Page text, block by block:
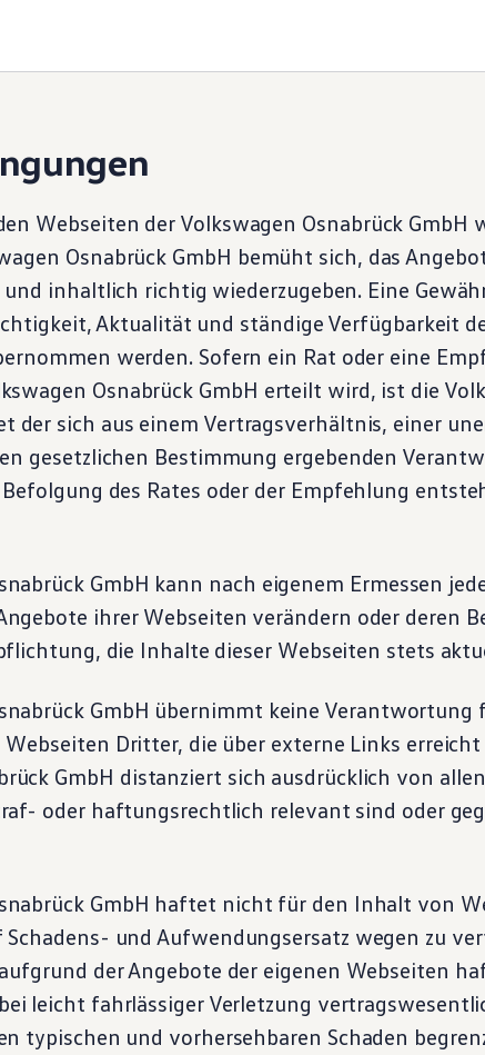
Webseiten der Volkswagen Osnabrück GmbH
Osnabrück GmbH bemüht sich, das
inhaltlich richtig wiederzugeben. Eine
Aktualität und ständige Verfügbarkeit
werden. Sofern ein Rat oder eine
Osnabrück GmbH erteilt wird, ist die
der sich aus einem Vertragsverhältnis, einer
gesetzlichen Bestimmung ergebenden
Befolgung des Rates oder der Empfehlung
GmbH kann nach eigenem Ermessen
ihrer Webseiten verändern oder deren
die Inhalte dieser Webseiten stets
GmbH übernimmt keine Verantwortung
Dritter, die über externe Links
GmbH distanziert sich ausdrücklich von
oder haftungsrechtlich relevant sind oder
GmbH haftet nicht für den Inhalt von
Schadens- und Aufwendungsersatz wegen zu
der Angebote der eigenen Webseiten
leicht fahrlässiger Verletzung
typischen und vorhersehbaren Schaden